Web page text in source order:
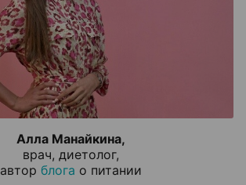
Алла Манайкина,
врач, диетолог,
автор блога о питании